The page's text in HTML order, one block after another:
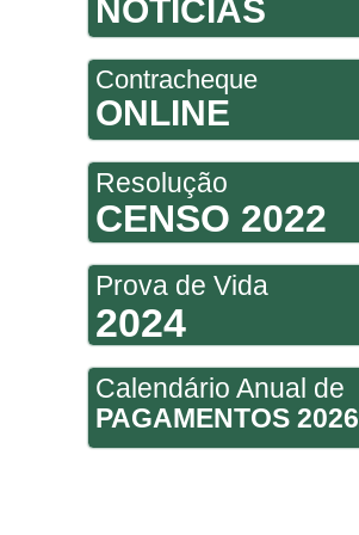
NOTÍCIAS
Contracheque
ONLINE
Resolução
CENSO 2022
Prova de Vida
2024
Calendário Anual de
PAGAMENTOS 2026